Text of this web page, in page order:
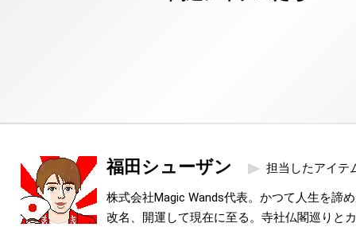
福田シューザン 担当したアイテ
株式会社Magic Wands代表。かつて人生を諦
改名、開運して現在に至る。寺社仏閣巡りと